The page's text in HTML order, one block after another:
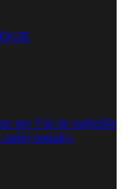
pre Vás tie najlepšie
ponuky.